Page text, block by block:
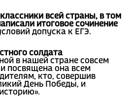
всей страны, в том
итоговое сочинение
допуска к ЕГЭ.
солдата
в нашей стране совсем
и посвящена она всем
кто, совершив
День Победы, и